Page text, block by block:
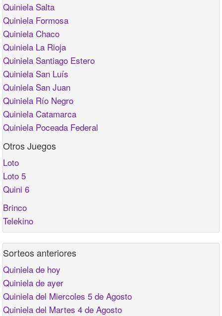
Quiniela Salta
Quiniela Formosa
Quiniela Chaco
Quiniela La Rioja
Quiniela Santiago Estero
Quiniela San Luís
Quiniela San Juan
Quiniela Río Negro
Quiniela Catamarca
Quiniela Poceada Federal
Otros Juegos
Loto
Loto 5
Quini 6
Brinco
Telekino
Sorteos anteriores
Quiniela de hoy
Quiniela de ayer
Quiniela del Miercoles 5 de Agosto
Quiniela del Martes 4 de Agosto